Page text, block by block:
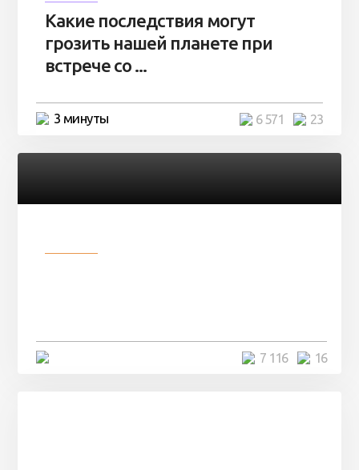
Какие последствия могут
грозить нашей планете при
встрече со ...
3 минуты 23
6 571
16
7 116